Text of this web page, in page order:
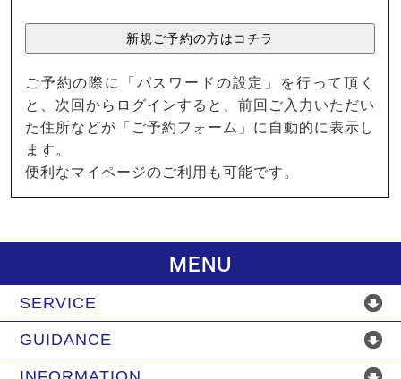
ご予約の際に「パスワードの設定」を行って頂く
と、次回からログインすると、前回ご入力いただい
た住所などが「ご予約フォーム」に自動的に表示し
ます。
便利なマイページのご利用も可能です。
MENU
SERVICE
GUIDANCE